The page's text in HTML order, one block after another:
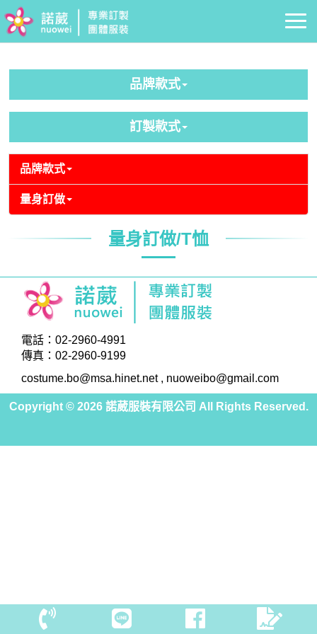
品牌款式
訂製款式
品牌款式
量身訂做
量身訂做/T恤
電話： 02-2960-4991
傳真：02-2960-9199
costume.bo@msa.hinet.net, nuoweibo@gmail.com
Copyright © 2026諾葳服裝有限公司 All Rights Reserved.